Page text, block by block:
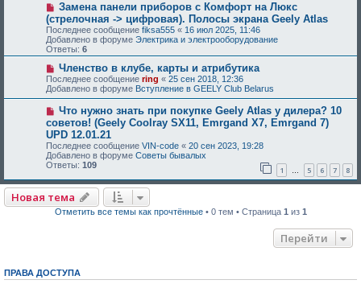
Замена панели приборов с Комфорт на Люкс
(стрелочная -> цифровая). Полосы экрана Geely Atlas
Последнее сообщение fiksa555 « 16 июл 2025, 11:46
Добавлено в форуме Электрика и электрооборудование
Ответы: 6
Членство в клубе, карты и атрибутика
Последнее сообщение ring « 25 сен 2018, 12:36
Добавлено в форуме Вступление в GEELY Club Belarus
Что нужно знать при покупке Geely Atlas у дилера? 10
советов! (Geely Coolray SX11, Emrgand X7, Emrgand 7)
UPD 12.01.21
Последнее сообщение VIN-code « 20 сен 2023, 19:28
Добавлено в форуме Советы бывалых
Ответы: 109 1 … 5 6 7 8
Новая тема
Отметить все темы как прочтённые• 0 тем • Страница 1 из 1
Перейти
ПРАВА ДОСТУПА